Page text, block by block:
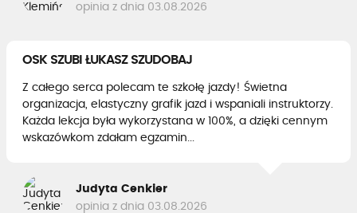
opinia z dnia 03.08.2026
OSK SZUBI ŁUKASZ SZUDOBAJ
Z całego serca polecam te szkołę jazdy! Świetna
organizacja, elastyczny grafik jazd i wspaniali instruktorzy.
Każda lekcja była wykorzystana w 100%, a dzięki cennym
wskazówkom zdałam egzamin...
Judyta Cenkier
opinia z dnia 03.08.2026